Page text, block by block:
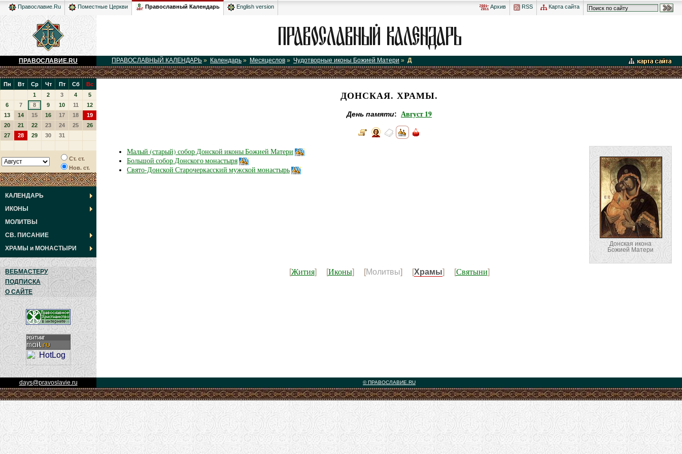
Архив RSS Карта сайта
Православие.Ru Поместные Церкви Православный Календарь English version
ПРАВОСЛАВИЕ.RU ПРАВОСЛАВНЫЙ КАЛЕНДАРЬ » Календарь » Месяцеслов » Чудотворные иконы Божией Матери » Д
Пн Вт Ср Чт Пт Сб
Вс
1
2 3 4
5
6
7 8 9 10 11
12
13
14 15 16 17 18
19
20
21 22 23 24 25
26
27
28 29 30 31
Ст. ст.
Нов. ст.
КАЛЕНДАРЬ
ИКОНЫ
МОЛИТВЫ
СВ. ПИСАНИЕ
ХРАМЫ и МОНАСТЫРИ
ВЕБМАСТЕРУ
ПОДПИСКА
О САЙТЕ
ДОНСКАЯ. ХРАМЫ.
День памяти: Август 19
Донская икона
Божией Матери
Малый (старый) собор Донской иконы Божией Матери
Большой собор Донского монастыря
Свято-Донской Старочеркасский мужской монастырь
[Жития] [Иконы] [Молитвы] [Храмы] [Святыни]
days@pravoslavie.ru © ПРАВОСЛАВИЕ.RU